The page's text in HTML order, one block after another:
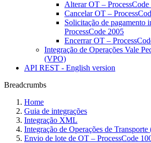
Alterar OT – ProcessCode
Cancelar OT –
Solicitação de pagamento
ProcessCode 2005
Encerrar OT –
Integração de Operações Vale
(VPO)
API REST - English version
Breadcrumbs
Home
Guia de integrações
Integração XML
Integração de Operações de
Envio de lote de OT – ProcessCode